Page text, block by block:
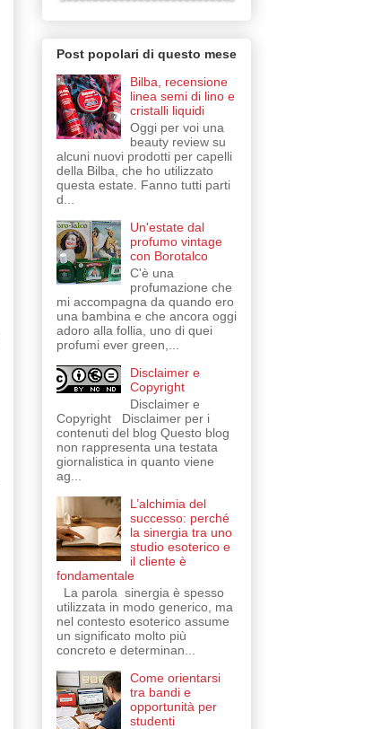
Post popolari di questo mese
Bilba, recensione
linea semi di lino e
cristalli liquidi
Oggi per voi una
beauty review su
alcuni nuovi prodotti per capelli
della Bilba, che ho utilizzato
questa estate. Fanno tutti parti
d...
Un'estate dal
profumo vintage
con Borotalco
C'è una
profumazione che
mi accompagna da quando ero
una bambina e che ancora oggi
adoro alla follia, uno di quei
profumi ever green,...
Disclaimer e
Copyright
Disclaimer e
Copyright Disclaimer per i
contenuti del blog Questo blog
non rappresenta una testata
giornalistica in quanto viene
ag...
L’alchimia del
successo: perché
la sinergia tra uno
studio esoterico e
il cliente è
fondamentale
La parola sinergia è spesso
utilizzata in modo generico, ma
nel contesto esoterico assume
un significato molto più
concreto e determinan...
Come orientarsi
tra bandi e
opportunità per
studenti